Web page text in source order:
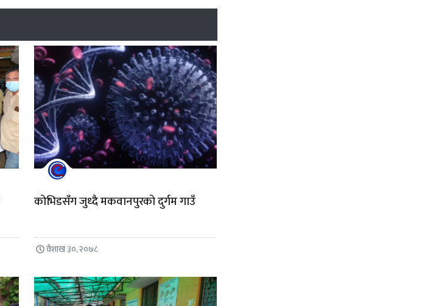
कोभिडसँग जुध्दै मकवानपुरको दुर्गम गाउँ
वैशाख ३०, २०७८